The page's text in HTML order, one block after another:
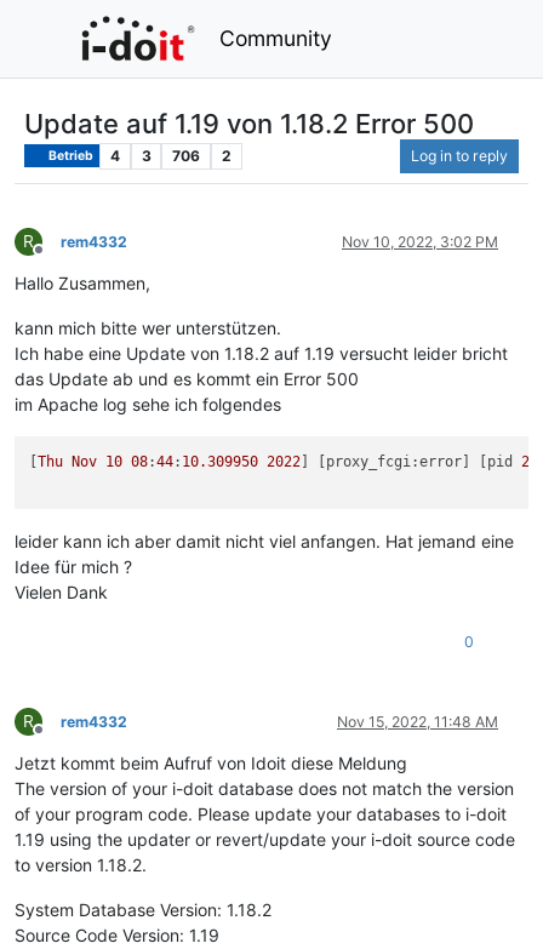
Community
Update auf 1.19 von 1.18.2 Error 500
Betrieb 4 3 706 2 Log in to reply
R
Offline
rem4332 Nov 10, 2022, 3:02 PM
Hallo Zusammen,
kann mich bitte wer unterstützen.
Ich habe eine Update von 1.18.2 auf 1.19 versucht leider bricht
das Update ab und es kommt ein Error 500
im Apache log sehe ich folgendes
[Thu Nov 10 08:44: 10.309950 2022 ] [proxy_fcgi:error] [pid
leider kann ich aber damit nicht viel anfangen. Hat jemand eine
Idee für mich ?
Vielen Dank
0
R
Offline
rem4332 Nov 15, 2022, 11:48 AM
Jetzt kommt beim Aufruf von Idoit diese Meldung
The version of your i-doit database does not match the version
of your program code. Please update your databases to i-doit
1.19 using the updater or revert/update your i-doit source code
to version 1.18.2.
System Database Version: 1.18.2
Source Code Version: 1.19